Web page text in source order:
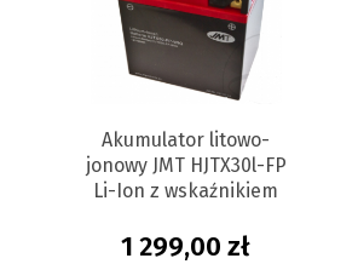
Akumulator litowo-
jonowy JMT HJTX30l-FP
Li-Ion z wskaźnikiem
1 299,00 zł